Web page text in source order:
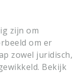
zijn om
om er
zowel juridisch,
Bekijk